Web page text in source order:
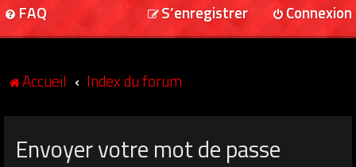
FAQ Connexion
S’enregistrer
Accueil Index du forum
Envoyer votre mot de passe